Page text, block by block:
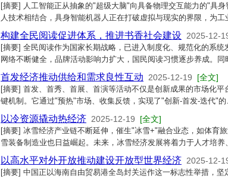
[摘要] 人工智能正从抽象的"超级大脑"向具备物理交互能力的"具
人技术相结合，具身智能机器人正在打破虚拟与现实的界限，为
构建全民阅读促进体系，推进书香社会建设 2025-12-
[摘要] 全民阅读作为国家长期战略，已进入制度化、规范化的系
网络不断健全，品牌活动影响力扩大，国民阅读习惯逐步养成。
首发经济推动供给和需求良性互动 2025-12-19 [全文]
[摘要] 首发、首秀、首展、首演等活动不仅是创新成果的市场化
键机制。它通过"预热"市场、收集反馈，实现了"创新-首发-迭代"
以冷资源撬动热经济 2025-12-19 [全文]
[摘要] 冰雪经济产业链不断延伸，催生"冰雪+"融合业态，如体育
雪装备制造业也日益崛起。未来，冰雪经济发展将着力于人才培
以高水平对外开放推动建设开放型世界经济 2025-12-
[摘要] 中国正以海南自由贸易港全岛封关运作这一标志性举措，